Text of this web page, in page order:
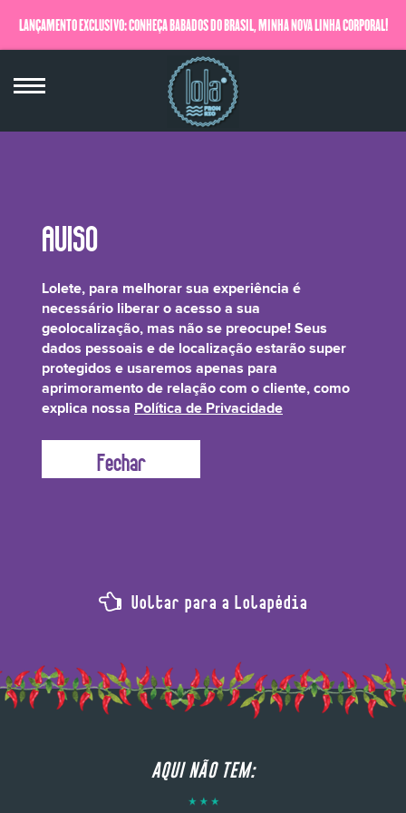
LANÇAMENTO EXCLUSIVO: CONHEÇA BABADOS DO BRASIL, MINHA NOVA LINHA CORPORAL!
QUERO SABER MAIS
pH
O pH ÁCIDO SELA AS CUTÍCULAS DOS FIOS, O QUE AJUDA A RETER A HIDRATAÇÃO E OS
NUTRIENTES, DEIXANDO O CABELO COM BRILHO E SAUDÁVEL. POR OUTRO LADO, O PH
ALCALINO ABRE AS CUTÍCULAS, TORNANDO O CABELO POROSO, O QUE TORNA INCAPAZ
DE RETER A HIDRATAÇÃO OU QUALQUER TIPO DE NUTRIENTE.
Voltar para a Lolapédia
AQUI NÃO TEM:
Lolete, para melhorar sua experiência é
necessário liberar o acesso a sua
geolocalização, mas não se preocupe! Seus
dados pessoais e de localização estarão super
protegidos e usaremos apenas para
aprimoramento de relação com o cliente, como
explica nossa Política de Privacidade